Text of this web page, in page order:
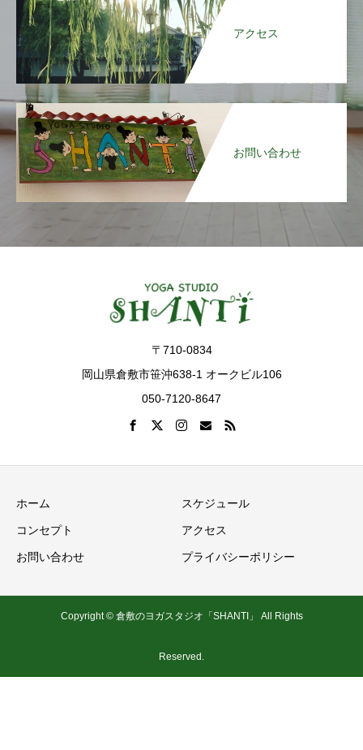
アクセス
お問い合わせ
〒710-0834
岡山県倉敷市笹沖638-1 オークビル106
050-7120-8647
ホーム スケジュール
コンセプト アクセス
お問い合わせ プライバシーポリシー
Copyright © 倉敷のヨガスタジオ「SHANTI」 All Rights
Reserved.